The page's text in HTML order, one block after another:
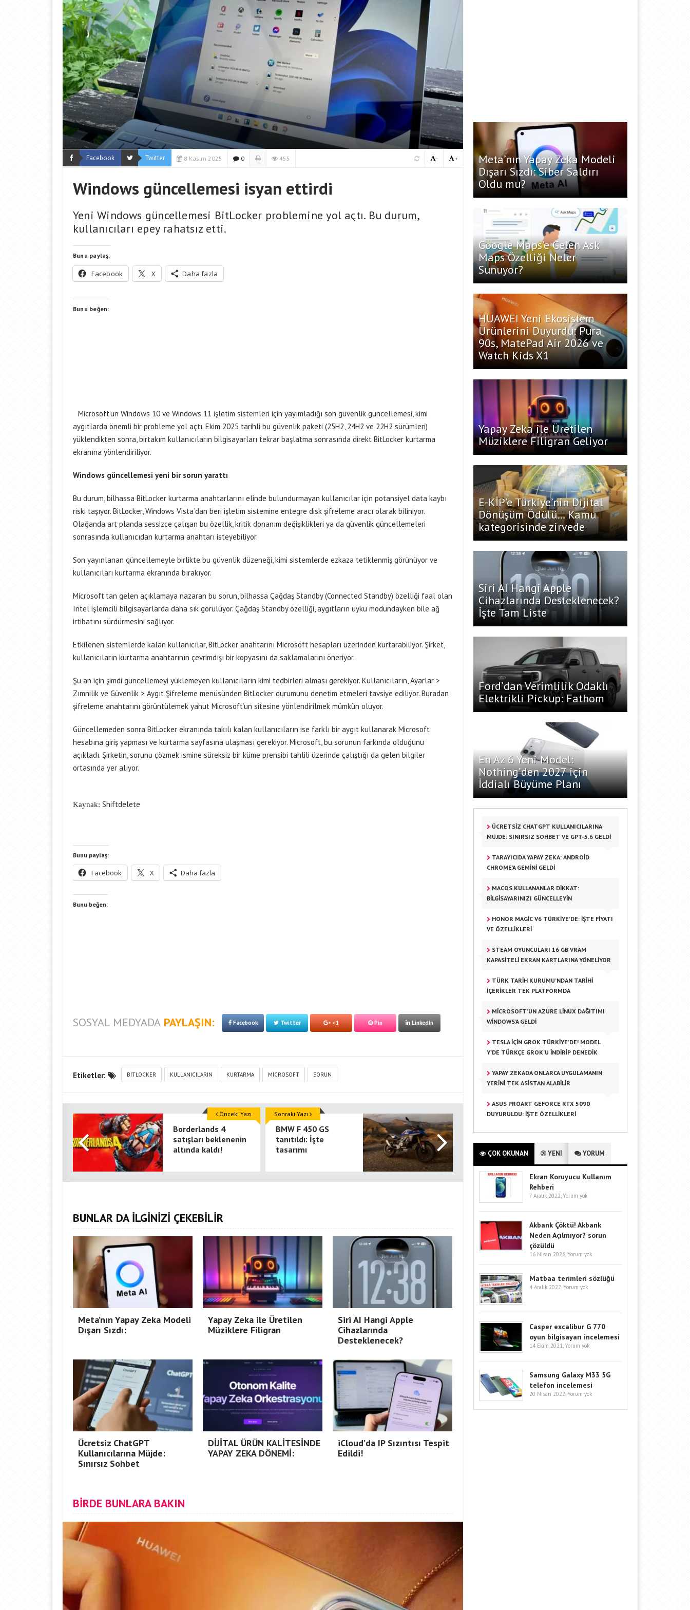
Facebook Twitter 8 Kasım 2025 0 455 +
-
Windows güncellemesi isyan ettirdi
Yeni Windows güncellemesi BitLocker problemine yol açtı. Bu durum,
kullanıcıları epey rahatsız etti.
Bunu paylaş:
Facebook X Daha fazla
Bunu beğen:
Microsoft’un Windows 10 ve Windows 11 işletim sistemleri için yayımladığı son güvenlik güncellemesi, kimi
aygıtlarda önemli bir probleme yol açtı. Ekim 2025 tarihli bu güvenlik paketi (25H2, 24H2 ve 22H2 sürümleri)
yüklendikten sonra, birtakım kullanıcıların bilgisayarları tekrar başlatma sonrasında direkt BitLocker kurtarma
ekranına yönlendiriliyor.
Windows güncellemesi yeni bir sorun yarattı
Bu durum, bilhassa BitLocker kurtarma anahtarlarını elinde bulundurmayan kullanıcılar için potansiyel data kaybı
riski taşıyor. BitLocker, Windows Vista’dan beri işletim sistemine entegre disk şifreleme aracı olarak biliniyor.
Olağanda art planda sessizce çalışan bu özellik, kritik donanım değişiklikleri ya da güvenlik güncellemeleri
sonrasında kullanıcıdan kurtarma anahtarı isteyebiliyor.
Son yayınlanan güncellemeyle birlikte bu güvenlik düzeneği, kimi sistemlerde ezkaza tetiklenmiş görünüyor ve
kullanıcıları kurtarma ekranında bırakıyor.
Microsoft’tan gelen açıklamaya nazaran bu sorun, bilhassa Çağdaş Standby (Connected Standby) özelliği faal olan
Intel işlemcili bilgisayarlarda daha sık görülüyor. Çağdaş Standby özelliği, aygıtların uyku modundayken bile ağ
irtibatını sürdürmesini sağlıyor.
Etkilenen sistemlerde kalan kullanıcılar, BitLocker anahtarını Microsoft hesapları üzerinden kurtarabiliyor. Şirket,
kullanıcıların kurtarma anahtarının çevrimdışı bir kopyasını da saklamalarını öneriyor.
Şu an için şimdi güncellemeyi yüklemeyen kullanıcıların kimi tedbirleri alması gerekiyor. Kullanıcıların, Ayarlar >
Zımnilik ve Güvenlik > Aygıt Şifreleme menüsünden BitLocker durumunu denetim etmeleri tavsiye ediliyor. Buradan
şifreleme anahtarını görüntülemek yahut Microsoft’un sitesine yönlendirilmek mümkün oluyor.
Güncellemeden sonra BitLocker ekranında takılı kalan kullanıcıların ise farklı bir aygıt kullanarak Microsoft
hesabına giriş yapması ve kurtarma sayfasına ulaşması gerekiyor. Microsoft, bu sorunun farkında olduğunu
açıkladı. Şirketin, sorunu çözmek ismine süreksiz bir küme prensibi tahlili üzerinde çalıştığı da gelen bilgiler
ortasında yer alıyor.
Kaynak: Shiftdelete
Bunu paylaş:
Facebook X Daha fazla
Bunu beğen:
SOSYAL MEDYADA PAYLAŞIN: Facebook Twitter +1 Pin LinkedIn
Etiketler: BITLOCKER KULLANICILARIN KURTARMA MICROSOFT SORUN
Borderlands 4
satışları beklenenin
altında kaldı!
Önceki Yazı
BMW F 450 GS
tanıtıldı: İşte
tasarımı
Sonraki Yazı
BUNLAR DA İLGİNİZİ ÇEKEBİLİR
Meta’nın Yapay Zeka Modeli
Dışarı Sızdı:
Yapay Zeka ile Üretilen
Müziklere Filigran
Siri AI Hangi Apple
Cihazlarında
Desteklenecek?
Ücretsiz ChatGPT
Kullanıcılarına Müjde:
Sınırsız Sohbet
DİJİTAL ÜRÜN KALİTESİNDE
YAPAY ZEKA DÖNEMİ:
iCloud’da IP Sızıntısı Tespit
Edildi!
BİRDE BUNLARA BAKIN
Meta’nın Yapay Zeka Modeli
Dışarı Sızdı: Siber Saldırı
Oldu mu?
Google Maps’e Gelen Ask
Maps Özelliği Neler
Sunuyor?
HUAWEI Yeni Ekosistem
Ürünlerini Duyurdu: Pura
90s, MatePad Air 2026 ve
Watch Kids X1
Yapay Zeka ile Üretilen
Müziklere Filigran Geliyor
E-KİP’e Türkiye’nin Dijital
Dönüşüm Ödülü… Kamu
kategorisinde zirvede
Siri AI Hangi Apple
Cihazlarında Desteklenecek?
İşte Tam Liste
Ford’dan Verimlilik Odaklı
Elektrikli Pickup: Fathom
En Az 6 Yeni Model:
Nothing’den 2027 için
İddialı Büyüme Planı
ÜCRETSIZ CHATGPT KULLANICILARINA
MÜJDE: SINIRSIZ SOHBET VE GPT-5.6 GELDI
TARAYICIDA YAPAY ZEKA: ANDROID
CHROME’A GEMINI GELDI
MACOS KULLANANLAR DIKKAT:
BILGISAYARINIZI GÜNCELLEYIN
HONOR MAGIC V6 TÜRKIYE’DE: İŞTE FIYATI
VE ÖZELLIKLERI
STEAM OYUNCULARI 16 GB VRAM
KAPASITELI EKRAN KARTLARINA YÖNELIYOR
TÜRK TARIH KURUMU’NDAN TARIHI
IÇERIKLER TEK PLATFORMDA
MICROSOFT’UN AZURE LINUX DAĞITIMI
WINDOWS’A GELDI
TESLA IÇIN GROK TÜRKIYE’DE! MODEL
Y’DE TÜRKÇE GROK’U İNDIRIP DENEDIK
YAPAY ZEKADA ONLARCA UYGULAMANIN
YERINI TEK ASISTAN ALABILIR
ASUS PROART GEFORCE RTX 5090
DUYURULDU: İŞTE ÖZELLIKLERI
ÇOK OKUNAN YENİ YORUM
Ekran Koruyucu Kullanım
Rehberi
7 Aralık 2022, Yorum yok
Akbank Çöktü! Akbank
Neden Açılmıyor? sorun
çözüldü
16 Nisan 2026, Yorum yok
Matbaa terimleri sözlüğü
4 Aralık 2022, Yorum yok
Casper excalibur G 770
oyun bilgisayarı incelemesi
14 Ekim 2021, Yorum yok
Samsung Galaxy M33 5G
telefon incelemesi
20 Nisan 2022, Yorum yok